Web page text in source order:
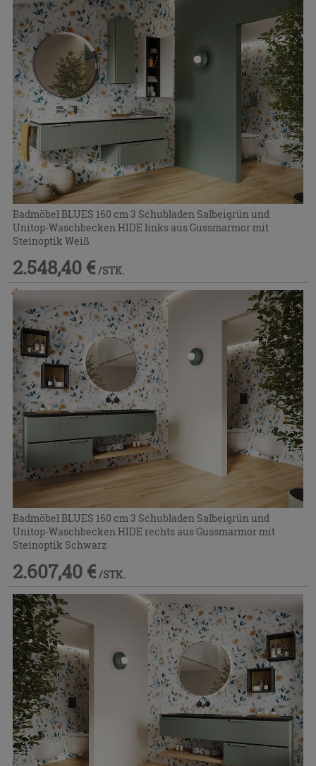
Badmöbel BLUES 160 cm 3 Schubladen Salbeigrün und
Unitop-Waschbecken HIDE links aus Gussmarmor mit
Steinoptik Weiß
2.548,40 € /STK.
Im Geschäft oder über den Kundenservice bestellbar
Badmöbel BLUES 160 cm 3 Schubladen Salbeigrün und
Unitop-Waschbecken HIDE rechts aus Gussmarmor mit
Steinoptik Schwarz
2.607,40 € /STK.